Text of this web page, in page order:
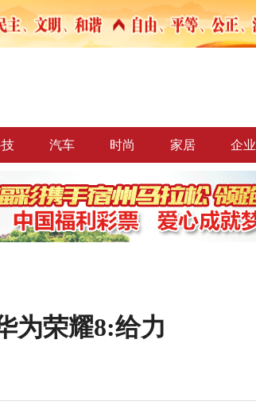
汽车 时尚 家居 企业
为荣耀8:给力